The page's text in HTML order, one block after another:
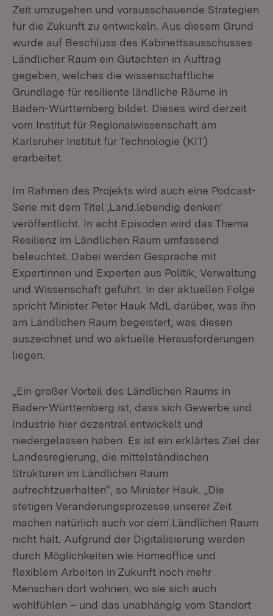
Zeit umzugehen und vorausschauende Strategien
für die Zukunft zu entwickeln. Aus diesem Grund
wurde auf Beschluss des Kabinettsausschusses
Ländlicher Raum ein Gutachten in Auftrag
gegeben, welches die wissenschaftliche
Grundlage für resiliente ländliche Räume in
Baden-Württemberg bildet. Dieses wird derzeit
vom Institut für Regionalwissenschaft am
Karlsruher Institut für Technologie (KIT)
erarbeitet.
Im Rahmen des Projekts wird auch eine Podcast-
Serie mit dem Titel ‚Land.lebendig denken‘
veröffentlicht. In acht Episoden wird das Thema
Resilienz im Ländlichen Raum umfassend
beleuchtet. Dabei werden Gespräche mit
Expertinnen und Experten aus Politik, Verwaltung
und Wissenschaft geführt. In der aktuellen Folge
spricht Minister Peter Hauk MdL darüber, was ihn
am Ländlichen Raum begeistert, was diesen
auszeichnet und wo aktuelle Herausforderungen
liegen.
„Ein großer Vorteil des Ländlichen Raums in
Baden-Württemberg ist, dass sich Gewerbe und
Industrie hier dezentral entwickelt und
niedergelassen haben. Es ist ein erklärtes Ziel der
Landesregierung, die mittelständischen
Strukturen im Ländlichen Raum
aufrechtzuerhalten“, so Minister Hauk. „Die
stetigen Veränderungsprozesse unserer Zeit
machen natürlich auch vor dem Ländlichen Raum
nicht halt. Aufgrund der Digitalisierung werden
durch Möglichkeiten wie Homeoffice und
flexiblem Arbeiten in Zukunft noch mehr
Menschen dort wohnen, wo sie sich auch
wohlfühlen – und das unabhängig vom Standort